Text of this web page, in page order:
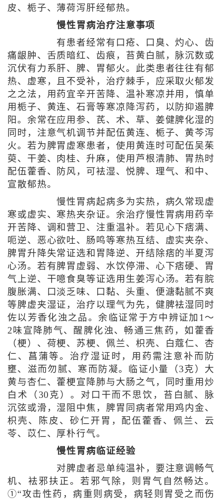
皮、栀子、薄荷泻肝经郁热。
慢性胃病治疗注意事项
有患者经常有口疮、口臭、灼心、齿
痛龈肿、舌质暗红、齿痕，苔黄白腻，脉沉数或
沉伏有力系肝、脾、胃郁火。此类患者往往有郁
热、虚寒，且不受补，治疗棘手，应采取火郁发
之之法，用药宜辛开苦降、温补寒凉并用，慎单
用栀子、黄连、石膏等寒凉降泻药，以防抑遏脾
阳。余常在应用参、芪、术、草、姜健脾化湿的
同时，注意气机调节并配伍黄连、栀子、黄芩泻
火。若为脾胃虚寒患者，使用黄连时可配伍吴茱
萸、干姜、肉桂、升麻，使用芦根清肺、胃热时
配伍藿香、防风，可袪湿、悦脾、理气、和中、
宣散郁热。
慢性胃病起病多为实热，病久常现虚
寒或虚实、寒热夹杂证。余治疗慢性胃病用药辛
开苦降、调和营卫、注重温补。若见心下痞满、
呃逆、恶心欲吐、肠鸣等寒热互结、虚实夹杂、
脾胃升降失常证选和胃降逆、开结除痞的半夏泻
心汤。若有脾胃虚弱、水饮停滞、心下痞硬、胃
气上逆、干噫食臭等证选用生姜泻心汤。若有脘
腹胀满、口淡乏味、口黏、头重、便溏黏腻不爽
等脾虚夹湿证，治疗以理气为先，健脾袪湿同时
佐以芳香化浊之品。余临证常于方中辨证加1～
2味宣降肺气、醒脾化浊、畅通三焦药，如藿香
（梗）、荷梗、苏梗、佩兰、枳壳、白蔻仁、杏
仁、菖蒲等。治疗湿证时，用药需注意补而防
壅、滋而勿腻、寒而防凝。临证小量（3克）大
黄与杏仁、藿梗宣降肺与大肠之气，同时重用炒
白术（30克）。对口干而不思饮，苔白腻、脉
沉弦或滑，湿阻中焦，脾胃同病者常用鸡内金、
枳壳、陈皮、砂仁开胃，配伍藿香、佩兰、云
苓、苡仁、厚朴行气。
慢性胃病临证经验
对脾虚者忌单纯温补，要注意调畅气
机、袪邪扶正。若邪气除，则胃气自然畅达。
①“攻击性药，病重则病受，病轻则胃受之而伤